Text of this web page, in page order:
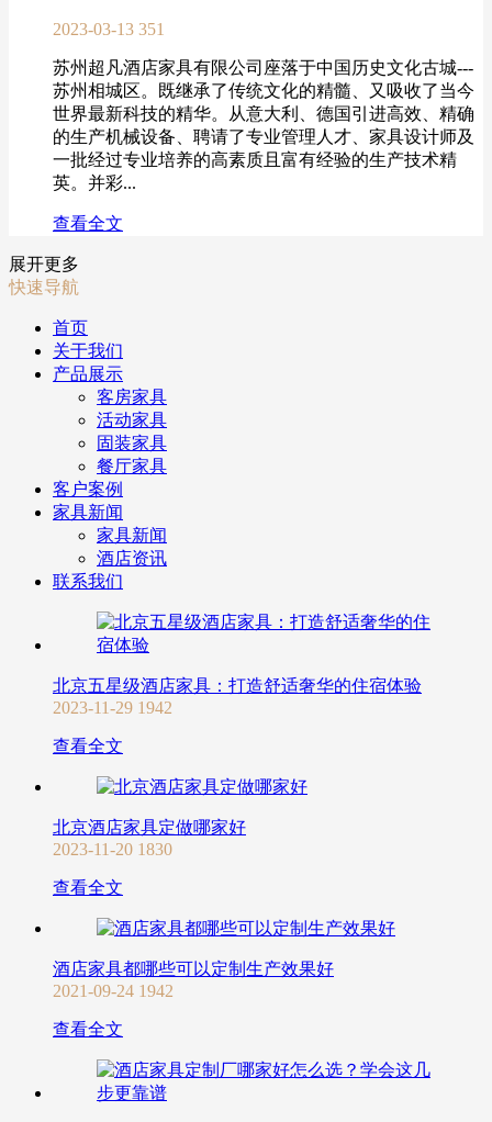
2023-03-13 351
苏州超凡酒店家具有限公司座落于中国历史文化古城---
苏州相城区。既继承了传统文化的精髓、又吸收了当今
世界最新科技的精华。从意大利、德国引进高效、精确
的生产机械设备、聘请了专业管理人才、家具设计师及
一批经过专业培养的高素质且富有经验的生产技术精
英。并彩...
查看全文
展开更多
快速导航
首页
关于我们
产品展示
客房家具
活动家具
固装家具
餐厅家具
客户案例
家具新闻
家具新闻
酒店资讯
联系我们
北京五星级酒店家具：打造舒适奢华的住宿体验
2023-11-29 1942
查看全文
北京酒店家具定做哪家好
2023-11-20 1830
查看全文
酒店家具都哪些可以定制生产效果好
2021-09-24 1942
查看全文